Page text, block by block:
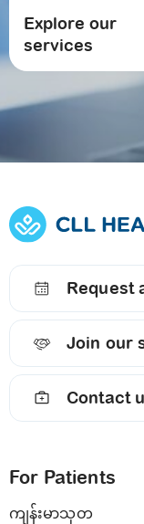
Explore our
services
Request
Join our
Contact
For Patients
ကျန်းမာသုတ